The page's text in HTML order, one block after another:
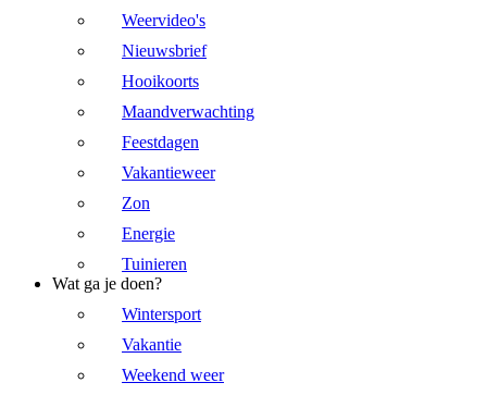
Weervideo's
Nieuwsbrief
Hooikoorts
Maandverwachting
Feestdagen
Vakantieweer
Zon
Energie
Tuinieren
Wat ga je doen?
Wintersport
Vakantie
Weekend weer